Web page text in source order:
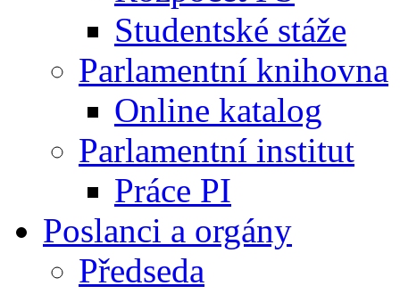
Studentské stáže
Parlamentní knihovna
Online katalog
Parlamentní institut
Práce PI
Poslanci a orgány
Předseda